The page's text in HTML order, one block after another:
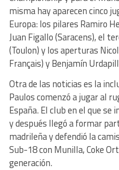
misma hay aparecen cinco
Europa: los pilares Ramiro
Juan Figallo (Saracens), el
(Toulon) y los aperturas
Français) y Benjamín
Otra de las noticias es la
Paulos comenzó a jugar al
España. El club en el que se
y después llegó a formar
madrileña y defendió la
Sub-18 con Munilla, Coke
generación.